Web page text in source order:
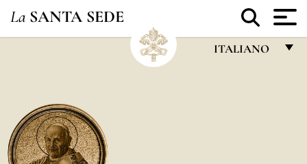
La SANTA SEDE
ITALIANO